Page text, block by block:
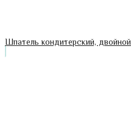
Шпатель кондитерский,